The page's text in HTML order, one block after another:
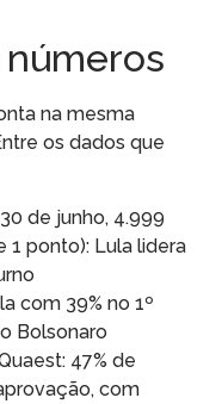
na mesma
os dados que
de junho, 4.999
1 ponto): Lula lidera
com 39% no 1º
Bolsonaro
47% de
com